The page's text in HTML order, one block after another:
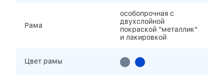
Рама
особопрочная с
двухслойной
покраской "металлик"
и лакировкой
Цвет рамы